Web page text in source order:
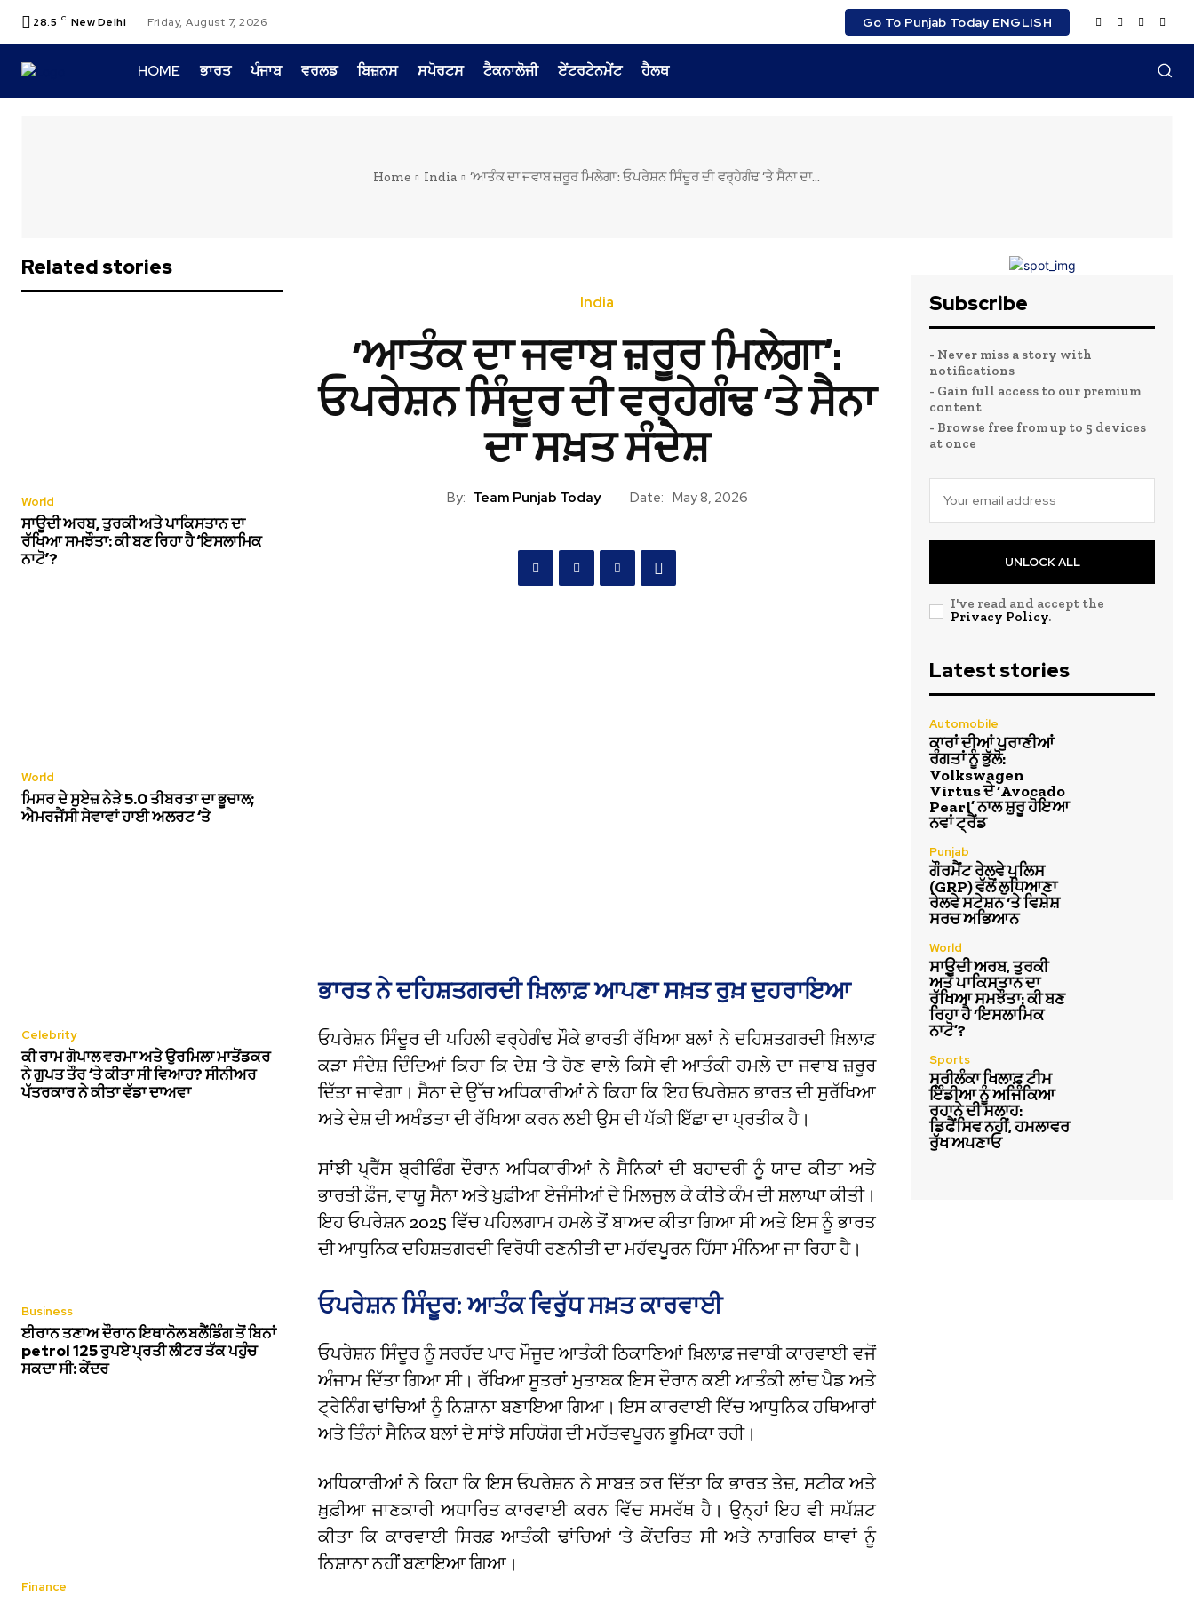
28.5 C New Delhi Friday, August 7, 2026 Go To Punjab Today ENGLISH
HOME ਭਾਰਤ ਪੰਜਾਬ ਵਰਲਡ ਬਿਜ਼ਨਸ ਸਪੋਰਟਸ ਟੈਕਨਾਲੋਜੀ ਏਂਟਰਟੇਨਮੇਂਟ ਹੈਲਥ
Home India ‘ਆਤੰਕ ਦਾ ਜਵਾਬ ਜ਼ਰੂਰ ਮਿਲੇਗਾ’: ਓਪਰੇਸ਼ਨ ਸਿੰਦੂਰ ਦੀ ਵਰ੍ਹੇਗੰਢ ‘ਤੇ ਸੈਨਾ ਦਾ...
Related stories
World
ਸਾਊਦੀ ਅਰਬ, ਤੁਰਕੀ ਅਤੇ ਪਾਕਿਸਤਾਨ ਦਾ
ਰੱਖਿਆ ਸਮਝੌਤਾ: ਕੀ ਬਣ ਰਿਹਾ ਹੈ ‘ਇਸਲਾਮਿਕ
ਨਾਟੋ’?
World
ਮਿਸਰ ਦੇ ਸੁਏਜ਼ ਨੇੜੇ 5.0 ਤੀਬਰਤਾ ਦਾ ਭੂਚਾਲ;
ਐਮਰਜੈਂਸੀ ਸੇਵਾਵਾਂ ਹਾਈ ਅਲਰਟ ‘ਤੇ
Celebrity
ਕੀ ਰਾਮ ਗੋਪਾਲ ਵਰਮਾ ਅਤੇ ਉਰਮਿਲਾ ਮਾਤੋਂਡਕਰ
ਨੇ ਗੁਪਤ ਤੌਰ ‘ਤੇ ਕੀਤਾ ਸੀ ਵਿਆਹ? ਸੀਨੀਅਰ
ਪੱਤਰਕਾਰ ਨੇ ਕੀਤਾ ਵੱਡਾ ਦਾਅਵਾ
Business
ਈਰਾਨ ਤਣਾਅ ਦੌਰਾਨ ਇਥਾਨੋਲ ਬਲੈਂਡਿੰਗ ਤੋਂ ਬਿਨਾਂ
petrol 125 ਰੁਪਏ ਪ੍ਰਤੀ ਲੀਟਰ ਤੱਕ ਪਹੁੰਚ
ਸਕਦਾ ਸੀ: ਕੇਂਦਰ
Finance
India
‘ਆਤੰਕ ਦਾ ਜਵਾਬ ਜ਼ਰੂਰ ਮਿਲੇਗਾ’:
ਓਪਰੇਸ਼ਨ ਸਿੰਦੂਰ ਦੀ ਵਰ੍ਹੇਗੰਢ ‘ਤੇ ਸੈਨਾ
ਦਾ ਸਖ਼ਤ ਸੰਦੇਸ਼
By: Team Punjab Today Date: May 8, 2026
ਭਾਰਤ ਨੇ ਦਹਿਸ਼ਤਗਰਦੀ ਖ਼ਿਲਾਫ਼ ਆਪਣਾ ਸਖ਼ਤ ਰੁਖ਼ ਦੁਹਰਾਇਆ
ਓਪਰੇਸ਼ਨ ਸਿੰਦੂਰ ਦੀ ਪਹਿਲੀ ਵਰ੍ਹੇਗੰਢ ਮੌਕੇ ਭਾਰਤੀ ਰੱਖਿਆ ਬਲਾਂ ਨੇ ਦਹਿਸ਼ਤਗਰਦੀ ਖ਼ਿਲਾਫ਼
ਕੜਾ ਸੰਦੇਸ਼ ਦਿੰਦਿਆਂ ਕਿਹਾ ਕਿ ਦੇਸ਼ ‘ਤੇ ਹੋਣ ਵਾਲੇ ਕਿਸੇ ਵੀ ਆਤੰਕੀ ਹਮਲੇ ਦਾ ਜਵਾਬ ਜ਼ਰੂਰ
ਦਿੱਤਾ ਜਾਵੇਗਾ। ਸੈਨਾ ਦੇ ਉੱਚ ਅਧਿਕਾਰੀਆਂ ਨੇ ਕਿਹਾ ਕਿ ਇਹ ਓਪਰੇਸ਼ਨ ਭਾਰਤ ਦੀ ਸੁਰੱਖਿਆ
ਅਤੇ ਦੇਸ਼ ਦੀ ਅਖੰਡਤਾ ਦੀ ਰੱਖਿਆ ਕਰਨ ਲਈ ਉਸ ਦੀ ਪੱਕੀ ਇੱਛਾ ਦਾ ਪ੍ਰਤੀਕ ਹੈ।
ਸਾਂਝੀ ਪ੍ਰੈੱਸ ਬ੍ਰੀਫਿੰਗ ਦੌਰਾਨ ਅਧਿਕਾਰੀਆਂ ਨੇ ਸੈਨਿਕਾਂ ਦੀ ਬਹਾਦਰੀ ਨੂੰ ਯਾਦ ਕੀਤਾ ਅਤੇ
ਭਾਰਤੀ ਫ਼ੌਜ, ਵਾਯੂ ਸੈਨਾ ਅਤੇ ਖ਼ੁਫ਼ੀਆ ਏਜੰਸੀਆਂ ਦੇ ਮਿਲਜੁਲ ਕੇ ਕੀਤੇ ਕੰਮ ਦੀ ਸ਼ਲਾਘਾ ਕੀਤੀ।
ਇਹ ਓਪਰੇਸ਼ਨ 2025 ਵਿੱਚ ਪਹਿਲਗਾਮ ਹਮਲੇ ਤੋਂ ਬਾਅਦ ਕੀਤਾ ਗਿਆ ਸੀ ਅਤੇ ਇਸ ਨੂੰ ਭਾਰਤ
ਦੀ ਆਧੁਨਿਕ ਦਹਿਸ਼ਤਗਰਦੀ ਵਿਰੋਧੀ ਰਣਨੀਤੀ ਦਾ ਮਹੱਵਪੂਰਨ ਹਿੱਸਾ ਮੰਨਿਆ ਜਾ ਰਿਹਾ ਹੈ।
ਓਪਰੇਸ਼ਨ ਸਿੰਦੂਰ: ਆਤੰਕ ਵਿਰੁੱਧ ਸਖ਼ਤ ਕਾਰਵਾਈ
ਓਪਰੇਸ਼ਨ ਸਿੰਦੂਰ ਨੂੰ ਸਰਹੱਦ ਪਾਰ ਮੌਜੂਦ ਆਤੰਕੀ ਠਿਕਾਣਿਆਂ ਖ਼ਿਲਾਫ਼ ਜਵਾਬੀ ਕਾਰਵਾਈ ਵਜੋਂ
ਅੰਜਾਮ ਦਿੱਤਾ ਗਿਆ ਸੀ। ਰੱਖਿਆ ਸੂਤਰਾਂ ਮੁਤਾਬਕ ਇਸ ਦੌਰਾਨ ਕਈ ਆਤੰਕੀ ਲਾਂਚ ਪੈਡ ਅਤੇ
ਟ੍ਰੇਨਿੰਗ ਢਾਂਚਿਆਂ ਨੂੰ ਨਿਸ਼ਾਨਾ ਬਣਾਇਆ ਗਿਆ। ਇਸ ਕਾਰਵਾਈ ਵਿੱਚ ਆਧੁਨਿਕ ਹਥਿਆਰਾਂ
ਅਤੇ ਤਿੰਨਾਂ ਸੈਨਿਕ ਬਲਾਂ ਦੇ ਸਾਂਝੇ ਸਹਿਯੋਗ ਦੀ ਮਹੱਤਵਪੂਰਨ ਭੂਮਿਕਾ ਰਹੀ।
ਅਧਿਕਾਰੀਆਂ ਨੇ ਕਿਹਾ ਕਿ ਇਸ ਓਪਰੇਸ਼ਨ ਨੇ ਸਾਬਤ ਕਰ ਦਿੱਤਾ ਕਿ ਭਾਰਤ ਤੇਜ਼, ਸਟੀਕ ਅਤੇ
ਖ਼ੁਫ਼ੀਆ ਜਾਣਕਾਰੀ ਅਧਾਰਿਤ ਕਾਰਵਾਈ ਕਰਨ ਵਿੱਚ ਸਮਰੱਥ ਹੈ। ਉਨ੍ਹਾਂ ਇਹ ਵੀ ਸਪੱਸ਼ਟ
ਕੀਤਾ ਕਿ ਕਾਰਵਾਈ ਸਿਰਫ਼ ਆਤੰਕੀ ਢਾਂਚਿਆਂ ‘ਤੇ ਕੇਂਦਰਿਤ ਸੀ ਅਤੇ ਨਾਗਰਿਕ ਥਾਵਾਂ ਨੂੰ
ਨਿਸ਼ਾਨਾ ਨਹੀਂ ਬਣਾਇਆ ਗਿਆ।
Subscribe
- Never miss a story with
notifications
- Gain full access to our premium
content
- Browse free from up to 5 devices
at once
UNLOCK ALL
I've read and accept the
Privacy Policy.
Latest stories
Automobile
ਕਾਰਾਂ ਦੀਆਂ ਪੁਰਾਣੀਆਂ
ਰੰਗਤਾਂ ਨੂੰ ਭੁੱਲੋ:
Volkswagen
Virtus ਦੇ ‘Avocado
Pearl’ ਨਾਲ ਸ਼ੁਰੂ ਹੋਇਆ
ਨਵਾਂ ਟ੍ਰੈਂਡ
Punjab
ਗੌਰਮੈਂਟ ਰੇਲਵੇ ਪੁਲਿਸ
(GRP) ਵੱਲੋਂ ਲੁਧਿਆਣਾ
ਰੇਲਵੇ ਸਟੇਸ਼ਨ ‘ਤੇ ਵਿਸ਼ੇਸ਼
ਸਰਚ ਅਭਿਆਨ
World
ਸਾਊਦੀ ਅਰਬ, ਤੁਰਕੀ
ਅਤੇ ਪਾਕਿਸਤਾਨ ਦਾ
ਰੱਖਿਆ ਸਮਝੌਤਾ: ਕੀ ਬਣ
ਰਿਹਾ ਹੈ ‘ਇਸਲਾਮਿਕ
ਨਾਟੋ’?
Sports
ਸ੍ਰੀਲੰਕਾ ਖਿਲਾਫ਼ ਟੀਮ
ਇੰਡੀਆ ਨੂੰ ਅਜਿੰਕਿਆ
ਰਹਾਨੇ ਦੀ ਸਲਾਹ:
ਡਿਫੈਂਸਿਵ ਨਹੀਂ, ਹਮਲਾਵਰ
ਰੁੱਖ ਅਪਣਾਓ